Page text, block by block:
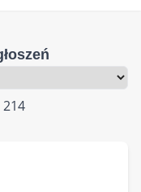
214